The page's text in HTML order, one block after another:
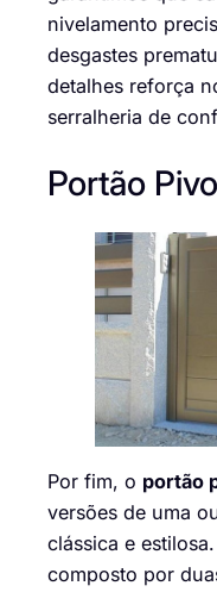
nivelamento
desgastes
detalhes reforça
serralheria de
Portão
Por fim, o portão
versões de uma
clássica e
composto por